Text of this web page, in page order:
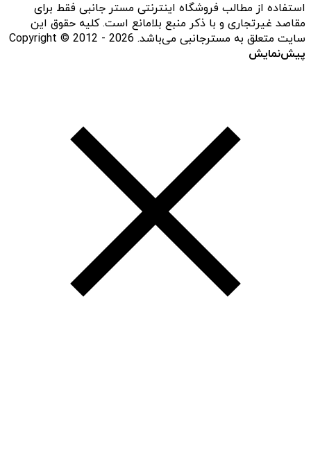
استفاده از مطالب فروشگاه اینترنتی مستر جانبی فقط برای
مقاصد غیرتجاری و با ذکر منبع بلامانع است. کلیه حقوق این
سایت متعلق به مسترجانبی می‌باشد. Copyright © 2012 - 2026
پیش‌نمایش